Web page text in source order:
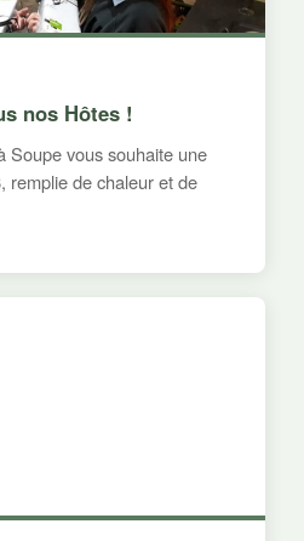
nos Hôtes !
Soupe vous souhaite une
remplie de chaleur et de